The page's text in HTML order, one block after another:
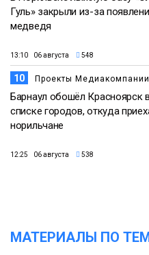
Гуль» закрыли из-за
медведя
13:10 06 августа 548
10 Проекты Медиакомпании
Барнаул обошёл Красноярск в
списке городов, откуда
норильчане
12:25 06 августа 538
МАТЕРИАЛЫ ПО